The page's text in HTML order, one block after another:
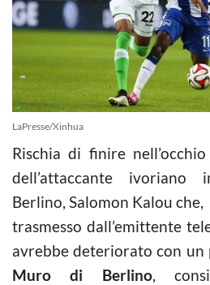
LaPresse/Xinhua
Rischia di finire
dell’attaccante ivoriano
Berlino, Salomon Kalou
trasmesso dall’emittente
avrebbe deteriorato con
Muro di Berlino,